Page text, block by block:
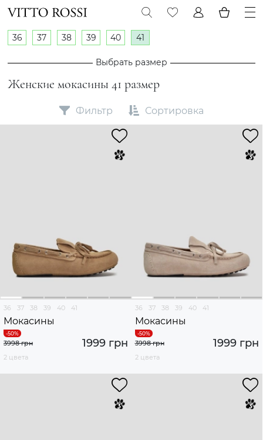
Женские мокасины 41 размер
36 37 38 39 40 41
Выбрать размер
Фильтр Сортировка
36 37 38 39 40 41
Мокасины
1999 грн
3998 грн
2 цвета
36 37 38 39 40 41
Мокасины
1999 грн
3998 грн
2 цвета